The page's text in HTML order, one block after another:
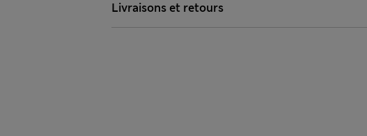
Livraisons et retours